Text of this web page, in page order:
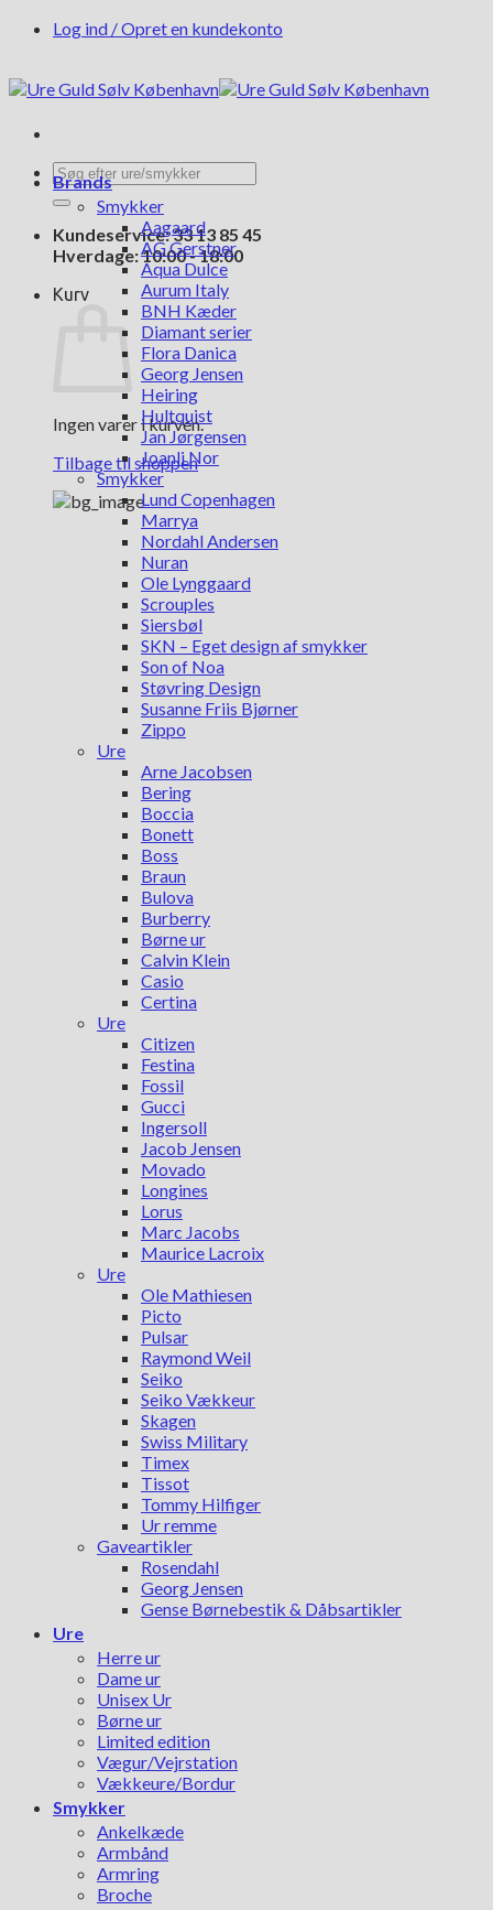
FortsætLog ind / Opret en kundekonto
Søg
efter:
Kundeservice: 33 13 85 45
Hverdage: 10:00 - 18:00
Kurv
Ingen varer i kurven.
Tilbage til shoppen
Brands
Smykker
Aagaard
AG Gerstner
Aqua Dulce
Aurum Italy
BNH Kæder
Diamant serier
Flora Danica
Georg Jensen
Heiring
Hultquist
Jan Jørgensen
Joanli Nor
Smykker
Lund Copenhagen
Marrya
Nordahl Andersen
Nuran
Ole Lynggaard
Scrouples
Siersbøl
SKN – Eget design af smykker
Son of Noa
Støvring Design
Susanne Friis Bjørner
Zippo
Ure
Arne Jacobsen
Bering
Boccia
Bonett
Boss
Braun
Bulova
Burberry
Børne ur
Calvin Klein
Casio
Certina
Ure
Citizen
Festina
Fossil
Gucci
Ingersoll
Jacob Jensen
Movado
Longines
Lorus
Marc Jacobs
Maurice Lacroix
Ure
Ole Mathiesen
Picto
Pulsar
Raymond Weil
Seiko
Seiko Vækkeur
Skagen
Swiss Military
Timex
Tissot
Tommy Hilfiger
Ur remme
Gaveartikler
Rosendahl
Georg Jensen
Gense Børnebestik & Dåbsartikler
Ure
Herre ur
Dame ur
Unisex Ur
Børne ur
Limited edition
Vægur/Vejrstation
Vækkeure/Bordur
Smykker
Ankelkæde
Armbånd
Armring
Broche